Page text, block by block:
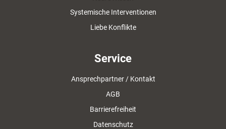
Systemische Interventionen
Liebe Konflikte
Service
Ansprechpartner / Kontakt
AGB
Barrierefreiheit
Datenschutz